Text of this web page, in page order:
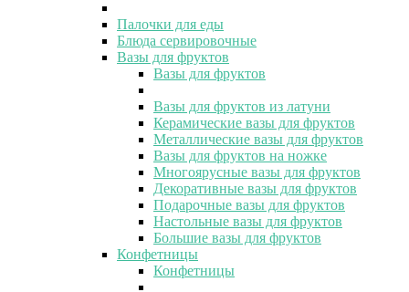
Палочки для еды
Блюда сервировочные
Вазы для фруктов
Вазы для фруктов
Вазы для фруктов из латуни
Керамические вазы для фруктов
Металлические вазы для фруктов
Вазы для фруктов на ножке
Многоярусные вазы для фруктов
Декоративные вазы для фруктов
Подарочные вазы для фруктов
Настольные вазы для фруктов
Большие вазы для фруктов
Конфетницы
Конфетницы